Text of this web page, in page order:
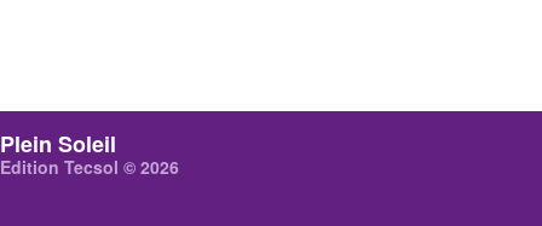
Plein Soleil
Edition Tecsol © 2026